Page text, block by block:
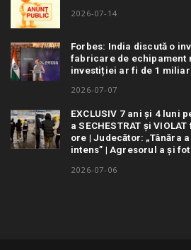
2026-07-14
Forbes: India discută o
fabricare de echipament
investiției ar fi de 1
2026-07-07
EXCLUSIV 7 ani și 4 luni
a SECHESTRAT și
ore | Judecător: „Tânăra
intens” | Agresorul a și
2026-07-06